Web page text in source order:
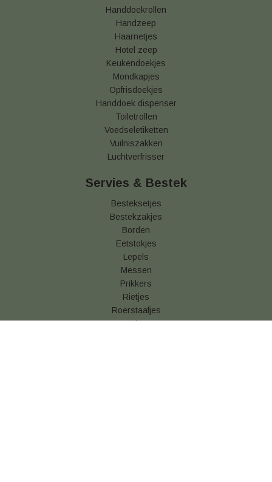
Handdoekrollen
Handzeep
Haarnetjes
Hotel zeep
Keukendoekjes
Mondkapjes
Opfrisdoekjes
Handdoek dispenser
Toiletrollen
Voedseletiketten
Vuilniszakken
Luchtverfrisser
Servies & Bestek
Besteksetjes
Bestekzakjes
Borden
Eetstokjes
Lepels
Messen
Prikkers
Rietjes
Roerstaafjes
Vorken